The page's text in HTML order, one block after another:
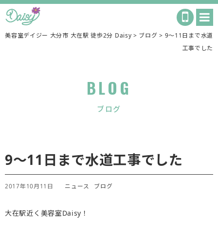
美容室デイジー 大分市 大在駅 徒歩2分 Daisy > ブログ > 9〜11日まで水道
工事でした
BLOG
ブログ
9〜11日まで水道工事でした
2017年10月11日 ニュース ブログ
大在駅近く美容室Daisy！